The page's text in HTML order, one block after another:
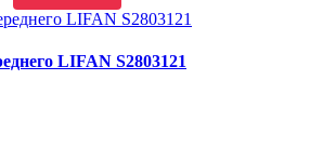
LIFAN S2803121